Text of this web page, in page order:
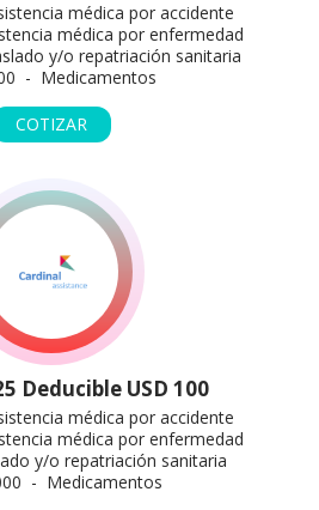
médica por accidente
médica por enfermedad
y/o repatriación sanitaria
- Medicamentos
COTIZAR
Deducible USD 100
médica por accidente
médica por enfermedad
y/o repatriación sanitaria
- Medicamentos